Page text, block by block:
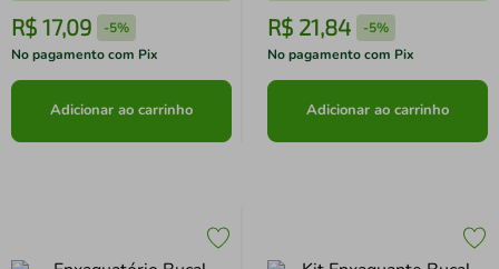
R$ 17,09 -5%
No pagamento com Pix
Adicionar ao carrinho
R$ 21,84 -5%
No pagamento com Pix
Adicionar ao carrinho